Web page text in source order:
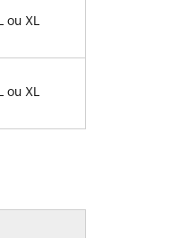
L ou XL
L ou XL